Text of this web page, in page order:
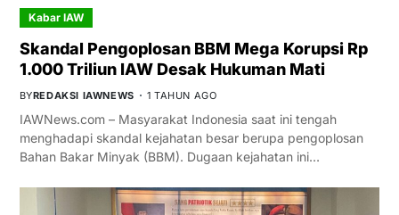
Kabar IAW
Skandal Pengoplosan BBM Mega Korupsi Rp
1.000 Triliun IAW Desak Hukuman Mati
BYREDAKSI IAWNEWS 1 TAHUN AGO
IAWNews.com – Masyarakat Indonesia saat ini tengah
menghadapi skandal kejahatan besar berupa pengoplosan
Bahan Bakar Minyak (BBM). Dugaan kejahatan ini…